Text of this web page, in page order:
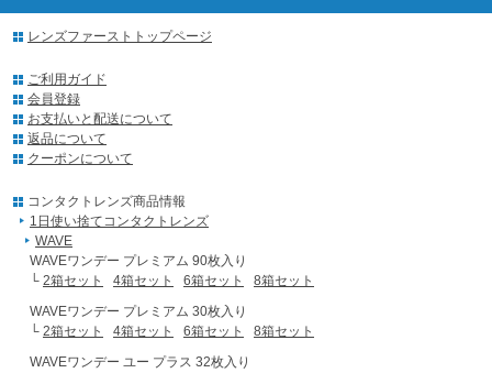
レンズファーストトップページ
ご利用ガイド
会員登録
お支払いと配送について
返品について
クーポンについて
コンタクトレンズ商品情報
1日使い捨てコンタクトレンズ
WAVE
WAVEワンデー プレミアム 90枚入り
└ 2箱セット 4箱セット 6箱セット
8箱セット
WAVEワンデー プレミアム 30枚入り
└ 2箱セット 4箱セット 6箱セット
8箱セット
WAVEワンデー ユー プラス 32枚入り